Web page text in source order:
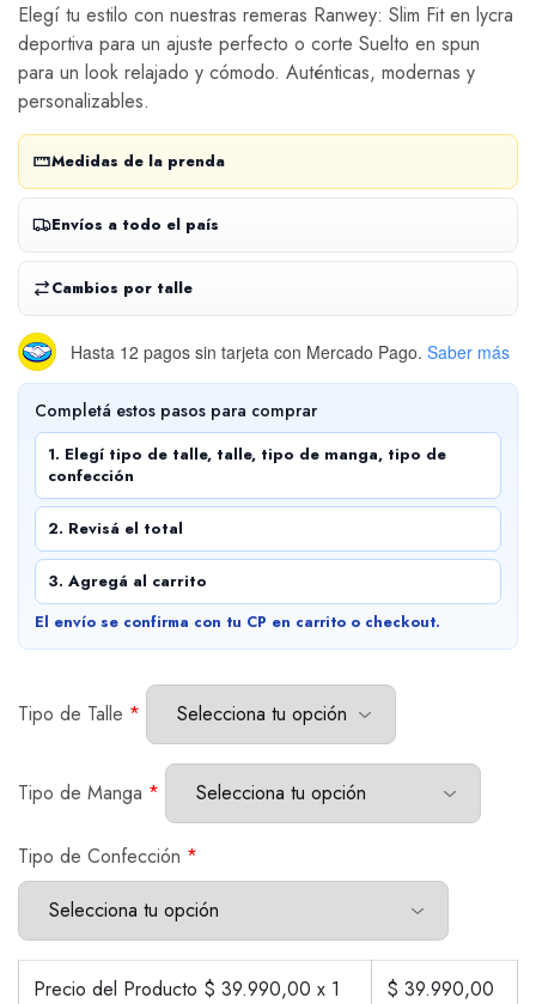
Elegí tu estilo con nuestras remeras Ranwey: Slim Fit en lycra
deportiva para un ajuste perfecto o corte Suelto en spun
para un look relajado y cómodo. Auténticas, modernas y
personalizables.
Medidas de la prenda
Envíos a todo el país
Cambios por talle
Hasta 12 pagos sin tarjeta con Mercado Pago. Saber más
Completá estos pasos para comprar
1. Elegí tipo de talle, talle, tipo de manga, tipo de
confección
2. Revisá el total
3. Agregá al carrito
El envío se confirma con tu CP en carrito o checkout.
Tipo de Talle *
Tipo de Manga *
Tipo de Confección *
Precio del Producto $ 39.990,00 x 1 $ 39.990,00